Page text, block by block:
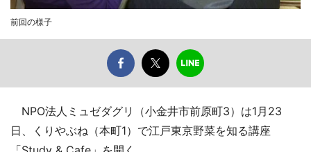
前回の様子
NPO法人ミュゼダグリ（小金井市前原町3）は1月23
日、くりやぶね（本町1）で江戸東京野菜を知る講座